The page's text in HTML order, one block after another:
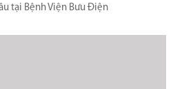
tại Bệnh Viện Bưu Điện